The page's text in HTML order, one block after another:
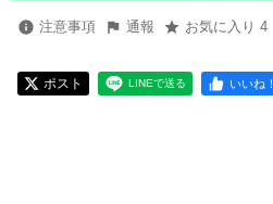
注意事項 通報 お気に入り 4
ポスト LINEで送る いいね！